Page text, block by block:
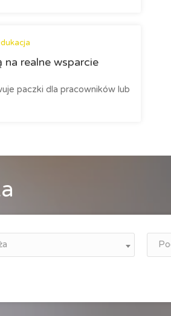
realne wsparcie
paczki dla pracowników lub